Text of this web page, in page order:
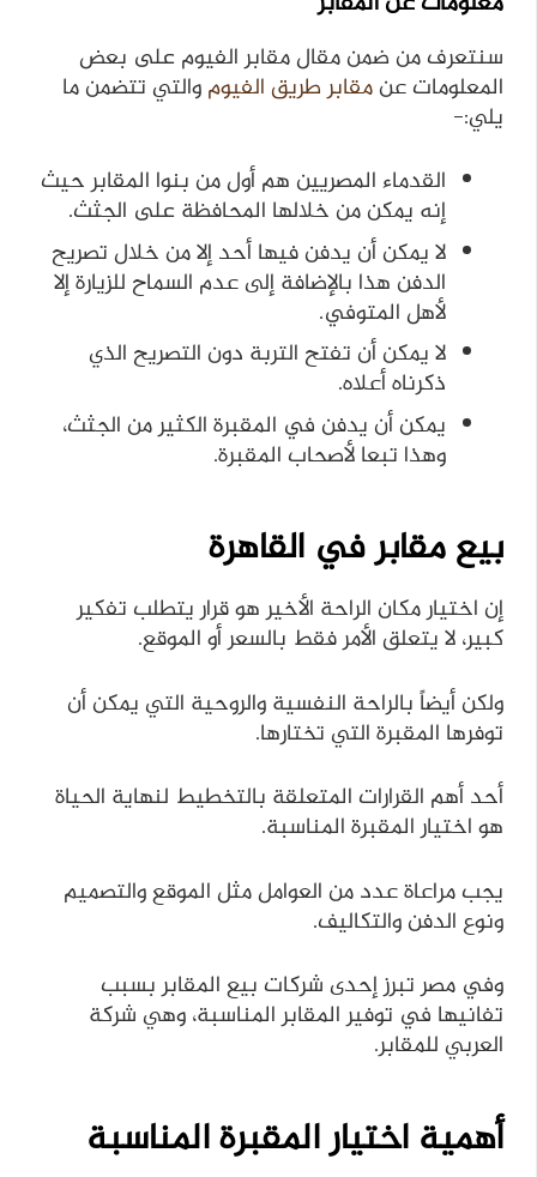
سنتعرف من ضمن مقال مقابر الفيوم على بعض
المعلومات عنمقابر طريق الفيوموالتي تتضمن ما
يلي:-
القدماء المصريين هم أول من بنوا المقابر حيث
إنه يمكن من خلالها المحافظة على الجثث.
لا يمكن أن يدفن فيها أحد إلا من خلال تصريح
الدفن هذا بالإضافة إلى عدم السماح للزيارة إلا
لأهل المتوفي.
لا يمكن أن تفتح التربة دون التصريح الذي
ذكرناه أعلاه.
يمكن أن يدفن في المقبرة الكثير من الجثث،
وهذا تبعا لأصحاب المقبرة.
بيع مقابر في القاهرة
إن اختيار مكان الراحة الأخير هو قرار يتطلب تفكير
كبير، لا يتعلق الأمر فقط بالسعر أو الموقع.
ولكن أيضاً بالراحة النفسية والروحية التي يمكن أن
توفرها المقبرة التي تختارها.
أحد أهم القرارات المتعلقة بالتخطيط لنهاية الحياة
هو اختيار المقبرة المناسبة.
يجب مراعاة عدد من العوامل مثل الموقع والتصميم
ونوع الدفن والتكاليف.
وفي مصر تبرز إحدى شركات بيع المقابر بسبب
تفانيها في توفير المقابر المناسبة، وهي شركة
العربي للمقابر.
أهمية اختيار المقبرة المناسبة